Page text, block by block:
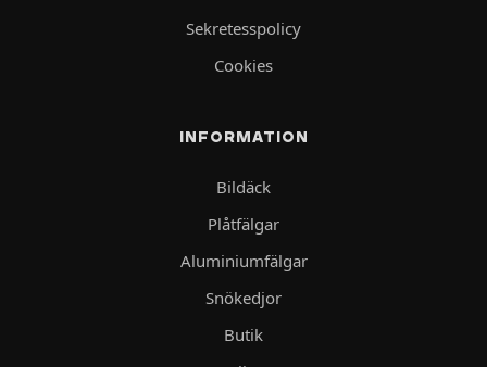
Sekretesspolicy
Cookies
INFORMATION
Bildäck
Plåtfälgar
Aluminiumfälgar
Snökedjor
Butik